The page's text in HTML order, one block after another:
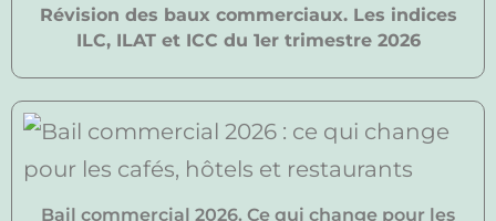
Révision des baux commerciaux. Les indices
ILC, ILAT et ICC du 1er trimestre 2026
Bail commercial 2026. Ce qui change pour les